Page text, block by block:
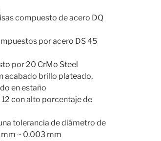
compuesto de acero DQ
por acero DS 45
por 20 CrMo Steel
acabado brillo plateado,
en estaño
con alto porcentaje de
tolerancia de diámetro de
~ 0.003 mm